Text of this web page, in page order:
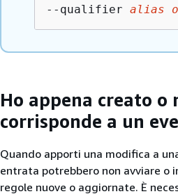
--qualifier alias
Ho appena creato
corrisponde a un
Quando apporti una modifica a
entrata potrebbero non avviare o
regole nuove o aggiornate. È